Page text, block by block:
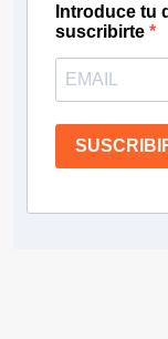
Introduce tu
suscribirte